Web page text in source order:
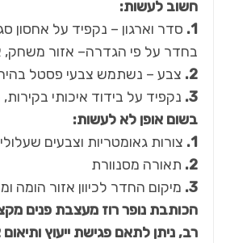
חשוב לעשות:
1. סדר וארגון – נקפיד על אחסון
בחדר על פי הגדרה– אזור משחק,
2. צבע – נשתמש צבעי פסטל
3. נקפיד על בידוד איכותי
בשום אופן לא לעשות:
1. צורות גאומטריות וצבעים
2. תאורה מסנוורת
3. מיקום החדר לכיוון אזור הומה
הכותבת נופר רוז מעצבת פנים
רב, ניתן לתאם פגישת ייעוץ ותיאום